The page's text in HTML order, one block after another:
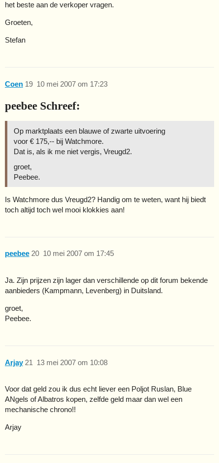
het beste aan de verkoper vragen.
Groeten,
Stefan
Coen 10 mei 2007 om 17:23
19
peebee Schreef:
Op marktplaats een blauwe of zwarte uitvoering
voor € 175,-- bij Watchmore.
Dat is, als ik me niet vergis, Vreugd2.
groet,
Peebee.
Is Watchmore dus Vreugd2? Handig om te weten, want hij biedt
toch altijd toch wel mooi klokkies aan!
peebee 10 mei 2007 om 17:45
20
Ja. Zijn prijzen zijn lager dan verschillende op dit forum bekende
aanbieders (Kampmann, Levenberg) in Duitsland.
groet,
Peebee.
Arjay 13 mei 2007 om 10:08
21
Voor dat geld zou ik dus echt liever een Poljot Ruslan, Blue
ANgels of Albatros kopen, zelfde geld maar dan wel een
mechanische chrono!!
Arjay